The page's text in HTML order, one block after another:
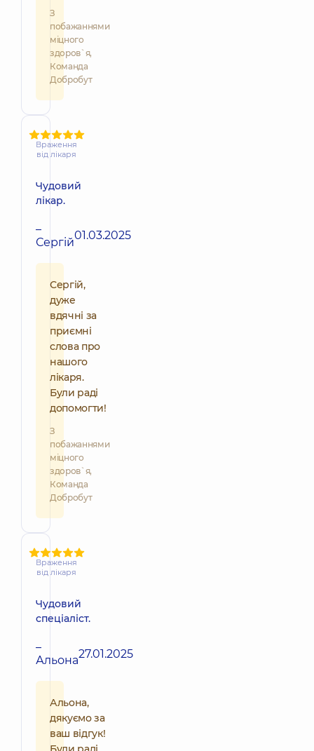
З
побажаннями
міцного
здоров`я,
Команда
Добробут
Враження
від лікаря
Чудовий
лікар.
–
Сергій01.03.2025
Сергій,
дуже
вдячні за
приємні
слова про
нашого
лікаря.
Були раді
допомогти!
З
побажаннями
міцного
здоров`я,
Команда
Добробут
Враження
від лікаря
Чудовий
спеціаліст.
–
Альона27.01.2025
Альона,
дякуємо за
ваш відгук!